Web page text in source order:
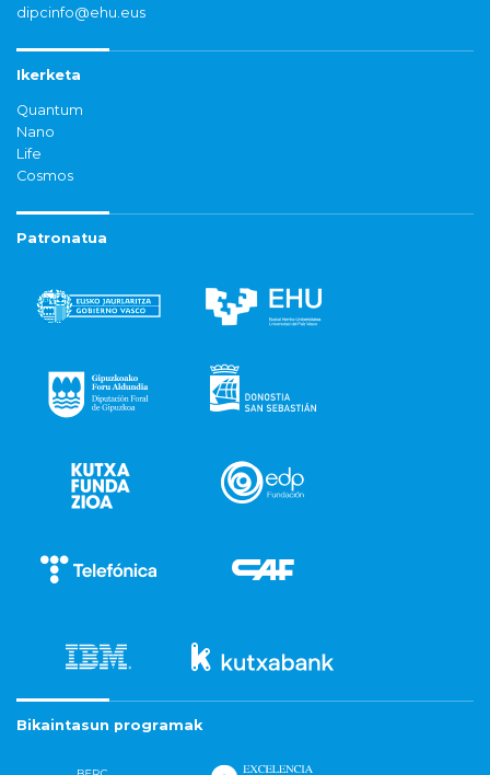
dipcinfo@ehu.eus
Ikerketa
Quantum
Nano
Life
Cosmos
Patronatua
Bikaintasun programak